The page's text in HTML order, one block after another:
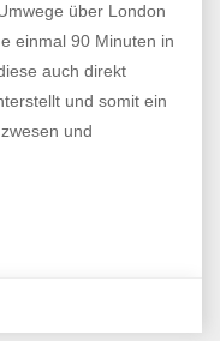
über London
einmal 90 Minuten in
auch direkt
und somit ein
und